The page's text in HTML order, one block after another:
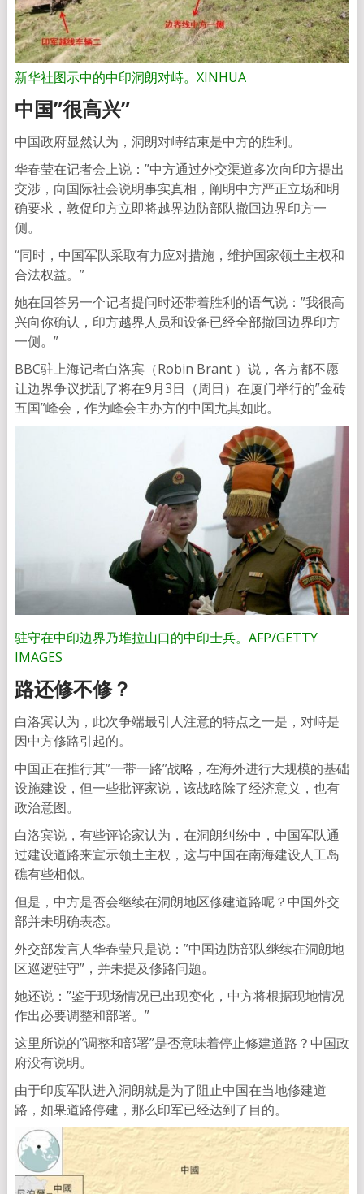
新华社图示中的中印洞朗对峙。XINHUA
中国”很高兴”
中国政府显然认为，洞朗对峙结束是中方的胜利。
华春莹在记者会上说：”中方通过外交渠道多次向印方提出
交涉，向国际社会说明事实真相，阐明中方严正立场和明
确要求，敦促印方立即将越界边防部队撤回边界印方一
侧。
“同时，中国军队采取有力应对措施，维护国家领土主权和
合法权益。”
她在回答另一个记者提问时还带着胜利的语气说：”我很高
兴向你确认，印方越界人员和设备已经全部撤回边界印方
一侧。”
BBC驻上海记者白洛宾（Robin Brant ）说，各方都不愿
让边界争议扰乱了将在9月3日（周日）在厦门举行的”金砖
五国”峰会，作为峰会主办方的中国尤其如此。
驻守在中印边界乃堆拉山口的中印士兵。AFP/GETTY
IMAGES
路还修不修？
白洛宾认为，此次争端最引人注意的特点之一是，对峙是
因中方修路引起的。
中国正在推行其”一带一路”战略，在海外进行大规模的基础
设施建设，但一些批评家说，该战略除了经济意义，也有
政治意图。
白洛宾说，有些评论家认为，在洞朗纠纷中，中国军队通
过建设道路来宣示领土主权，这与中国在南海建设人工岛
礁有些相似。
但是，中方是否会继续在洞朗地区修建道路呢？中国外交
部并未明确表态。
外交部发言人华春莹只是说：”中国边防部队继续在洞朗地
区巡逻驻守”，并未提及修路问题。
她还说：”鉴于现场情况已出现变化，中方将根据现地情况
作出必要调整和部署。”
这里所说的”调整和部署”是否意味着停止修建道路？中国政
府没有说明。
由于印度军队进入洞朗就是为了阻止中国在当地修建道
路，如果道路停建，那么印军已经达到了目的。